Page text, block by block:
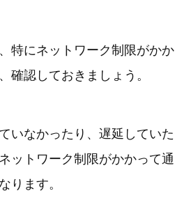
特にネットワーク制限がかか
確認しておきましょう。
いなかったり、遅延していた
ットワーク制限がかかって通
ります。